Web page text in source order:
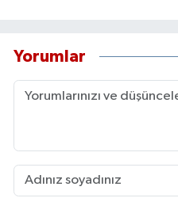
Yorumlar